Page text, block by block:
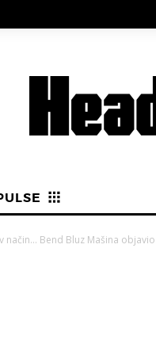
način… Bend Bluz Mašina